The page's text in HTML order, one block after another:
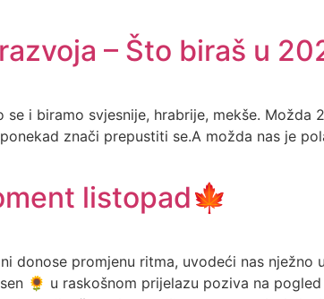
– Što biraš u
i biramo svjesnije, hrabrije, mekše. Možda
znači prepustiti se.A možda nas je
listopad🍁
donose promjenu ritma, uvodeći nas
🌻 u raskošnom prijelazu poziva na